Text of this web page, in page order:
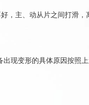
主、动从片之间打滑，
现变形的具体原因按照